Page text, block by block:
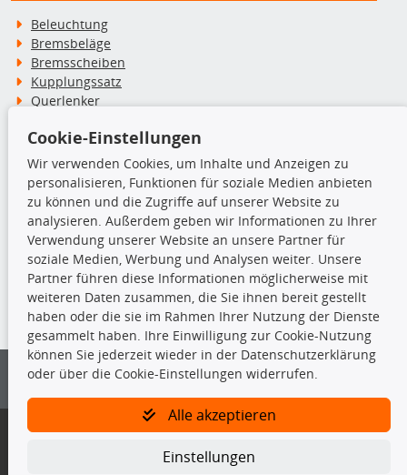
Beleuchtung
Bremsbeläge
Bremsscheiben
Kupplungssatz
Querlenker
Stoßdämpfer
TecDoc Inside
Die hier angezeigten Daten insbesondere die gesamte Datenbank dürfen
nicht kopiert werden.
Es ist zu unterlassen, die Daten oder die gesamte Datenbank ohne
vorherige Zustimmung von TecDoc zu vervielfältigen, zu verbreiten
und/oder diese Handlungen durch Dritte ausführen zu lassen. Ein
Bitte prüfen Sie, ob das über unseren Onlineshop identifizierte Ersatzteil
Gegebenenfalls sind ergänzende Informationen notwendig, um
Cookie-Einstellungen
Wir verwenden Cookies, um Inhalte und Anzeigen zu
personalisieren, Funktionen für soziale Medien anbieten
zu können und die Zugriffe auf unserer Website zu
analysieren. Außerdem geben wir Informationen zu Ihrer
Verwendung unserer Website an unsere Partner für
soziale Medien, Werbung und Analysen weiter. Unsere
Partner führen diese Informationen möglicherweise mit
weiteren Daten zusammen, die Sie ihnen bereit gestellt
haben oder die sie im Rahmen Ihrer Nutzung der Dienste
gesammelt haben. Ihre Einwilligung zur Cookie-Nutzung
können Sie jederzeit wieder in der Datenschutzerklärung
oder über die Cookie-Einstellungen widerrufen.
Alle akzeptieren
Einstellungen